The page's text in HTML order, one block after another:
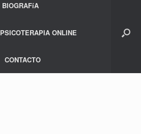
BIOGRAFíA
PSICOTERAPIA ONLINE
CONTACTO